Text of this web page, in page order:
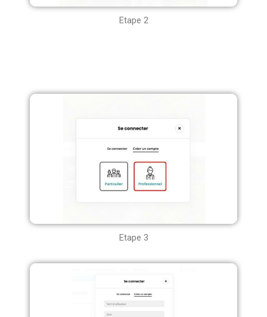
Etape 2
Etape 3